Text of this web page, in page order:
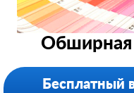
Обширная
Бесплатный